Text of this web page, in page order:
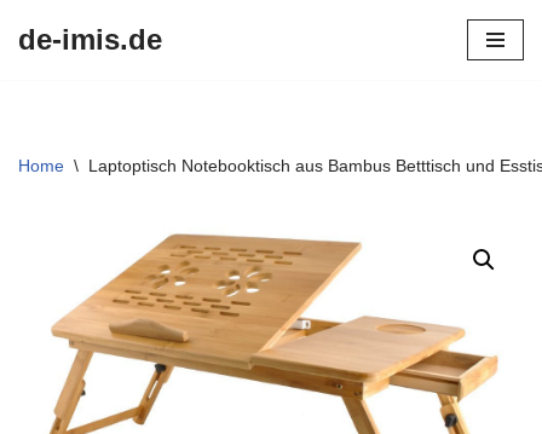
de-imis.de
Home \ Laptoptisch Notebooktisch aus Bambus Betttisch und